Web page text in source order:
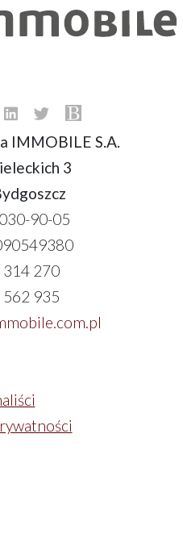
IMMOBILE S.A.
3
90-05
270
935